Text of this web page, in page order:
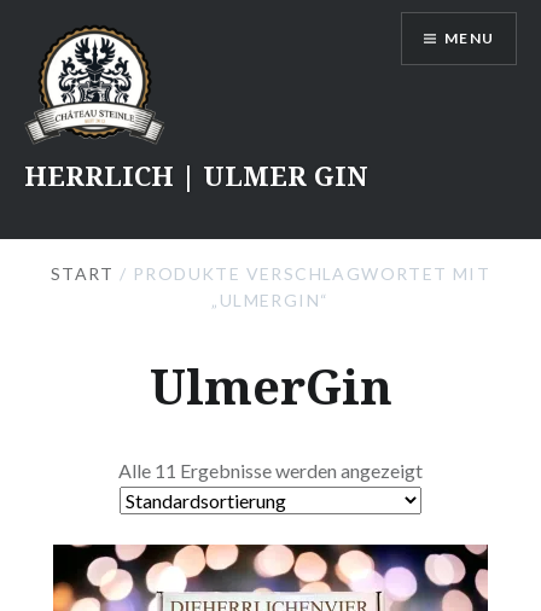
content
HERRLICH | ULMER GIN
MENU
START / PRODUKTE VERSCHLAGWORTET MIT
„ULMERGIN“
UlmerGin
Alle 11 Ergebnisse werden angezeigt